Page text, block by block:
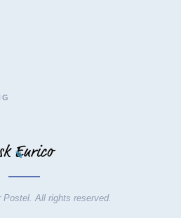
All rights reserved.